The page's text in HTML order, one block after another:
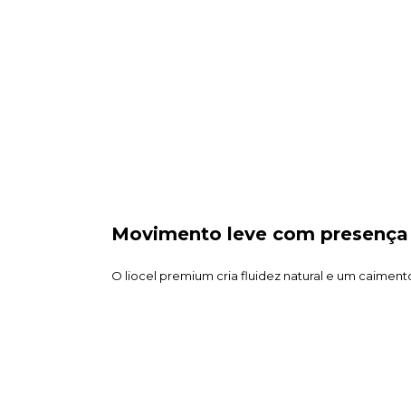
Movimento leve com
O liocel premium cria fluidez natural e um